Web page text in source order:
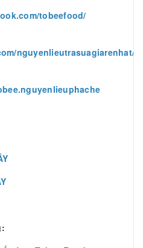
tobeefood/
nguyenlieutrasuagiarenhat/